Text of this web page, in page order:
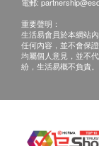
重要聲明：
生活易會員於本網站
任何內容，並不會保
均屬個人意見，並不
紛，生活易概不負責